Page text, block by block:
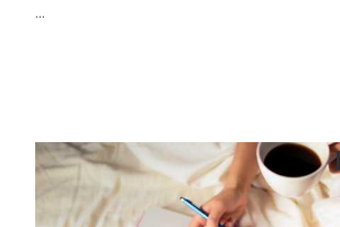
...